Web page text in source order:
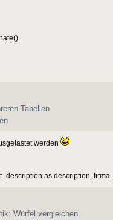
Tabellen
werden
as description,
Würfel vergleichen.